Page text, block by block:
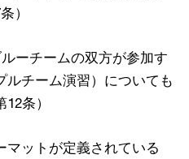
）
ーチームの双方が参加す
ルチーム演習）についても
条）
ットが定義されている